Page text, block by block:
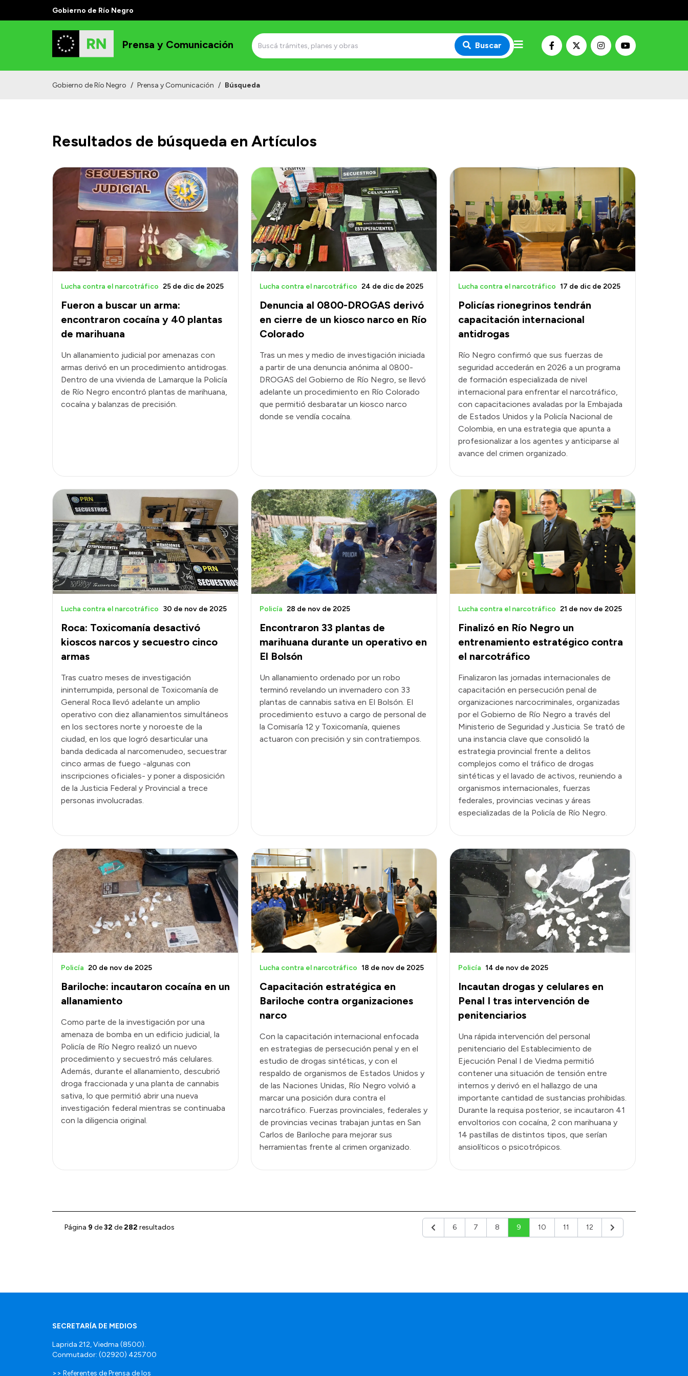
Gobierno de Río Negro
Prensa y Comunicación Buscar
Gobierno de Río Negro / Prensa y Comunicación / Búsqueda
Resultados de búsqueda en Artículos
Fueron a buscar un arma:
encontraron cocaína y 40 plantas
de marihuana
Lucha contra el narcotráfico 25 de dic de 2025
Un allanamiento judicial por amenazas con
armas derivó en un procedimiento antidrogas.
Dentro de una vivienda de Lamarque la Policía
de Río Negro encontró plantas de marihuana,
cocaína y balanzas de precisión.
Denuncia al 0800-DROGAS derivó
en cierre de un kiosco narco en Río
Colorado
Lucha contra el narcotráfico 24 de dic de 2025
Tras un mes y medio de investigación iniciada
a partir de una denuncia anónima al 0800-
DROGAS del Gobierno de Río Negro, se llevó
adelante un procedimiento en Río Colorado
que permitió desbaratar un kiosco narco
donde se vendía cocaína.
Policías rionegrinos tendrán
capacitación internacional
antidrogas
Lucha contra el narcotráfico 17 de dic de 2025
Río Negro confirmó que sus fuerzas de
seguridad accederán en 2026 a un programa
de formación especializada de nivel
internacional para enfrentar el narcotráfico,
con capacitaciones avaladas por la Embajada
de Estados Unidos y la Policía Nacional de
Colombia, en una estrategia que apunta a
profesionalizar a los agentes y anticiparse al
avance del crimen organizado.
Roca: Toxicomanía desactivó
kioscos narcos y secuestro cinco
armas
Lucha contra el narcotráfico 30 de nov de 2025
Tras cuatro meses de investigación
ininterrumpida, personal de Toxicomanía de
General Roca llevó adelante un amplio
operativo con diez allanamientos simultáneos
en los sectores norte y noroeste de la
ciudad, en los que logró desarticular una
banda dedicada al narcomenudeo, secuestrar
cinco armas de fuego -algunas con
inscripciones oficiales- y poner a disposición
de la Justicia Federal y Provincial a trece
personas involucradas.
Encontraron 33 plantas de
marihuana durante un operativo en
El Bolsón
Policía 28 de nov de 2025
Un allanamiento ordenado por un robo
terminó revelando un invernadero con 33
plantas de cannabis sativa en El Bolsón. El
procedimiento estuvo a cargo de personal de
la Comisaría 12 y Toxicomanía, quienes
actuaron con precisión y sin contratiempos.
Finalizó en Río Negro un
entrenamiento estratégico contra
el narcotráfico
Lucha contra el narcotráfico 21 de nov de 2025
Finalizaron las jornadas internacionales de
capacitación en persecución penal de
organizaciones narcocriminales, organizadas
por el Gobierno de Río Negro a través del
Ministerio de Seguridad y Justicia. Se trató de
una instancia clave que consolidó la
estrategia provincial frente a delitos
complejos como el tráfico de drogas
sintéticas y el lavado de activos, reuniendo a
organismos internacionales, fuerzas
federales, provincias vecinas y áreas
especializadas de la Policía de Río Negro.
Bariloche: incautaron cocaína en un
allanamiento
Policía 20 de nov de 2025
Como parte de la investigación por una
amenaza de bomba en un edificio judicial, la
Policía de Río Negro realizó un nuevo
procedimiento y secuestró más celulares.
Además, durante el allanamiento, descubrió
droga fraccionada y una planta de cannabis
sativa, lo que permitió abrir una nueva
investigación federal mientras se continuaba
con la diligencia original.
Capacitación estratégica en
Bariloche contra organizaciones
narco
Lucha contra el narcotráfico 18 de nov de 2025
Con la capacitación internacional enfocada
en estrategias de persecución penal y en el
estudio de drogas sintéticas, y con el
respaldo de organismos de Estados Unidos y
de las Naciones Unidas, Río Negro volvió a
marcar una posición dura contra el
narcotráfico. Fuerzas provinciales, federales y
de provincias vecinas trabajan juntas en San
Carlos de Bariloche para mejorar sus
herramientas frente al crimen organizado.
Incautan drogas y celulares en
Penal I tras intervención de
penitenciarios
Policía 14 de nov de 2025
Una rápida intervención del personal
penitenciario del Establecimiento de
Ejecución Penal I de Viedma permitió
contener una situación de tensión entre
internos y derivó en el hallazgo de una
importante cantidad de sustancias prohibidas.
Durante la requisa posterior, se incautaron 41
envoltorios con cocaína, 2 con marihuana y
14 pastillas de distintos tipos, que serían
ansiolíticos o psicotrópicos.
Página 9 de32 de282 resultados Anterior
6 7 8 9 10 11 12 Siguiente
SECRETARÍA DE MEDIOS
Laprida 212, Viedma (8500).
Conmutador: (02920) 425700
>> Referentes de Prensa de los